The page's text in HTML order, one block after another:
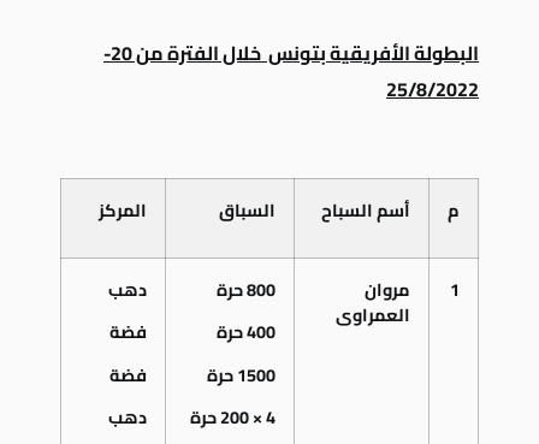
البطولة الأفريقية بتونس خلال الفترة من 20-
25/8/2022
م أسم السباح السباق المركز
1 مروان
العمراوى
800 حرة
400 حرة
1500 حرة
4 × 200 حرة
دهب
فضة
فضة
دهب